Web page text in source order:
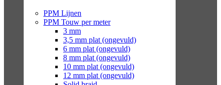
PPM Lijnen
PPM Touw per meter
3 mm
3,5 mm plat (ongevuld)
6 mm plat (ongevuld)
8 mm plat (ongevuld)
10 mm plat (ongevuld)
12 mm plat (ongevuld)